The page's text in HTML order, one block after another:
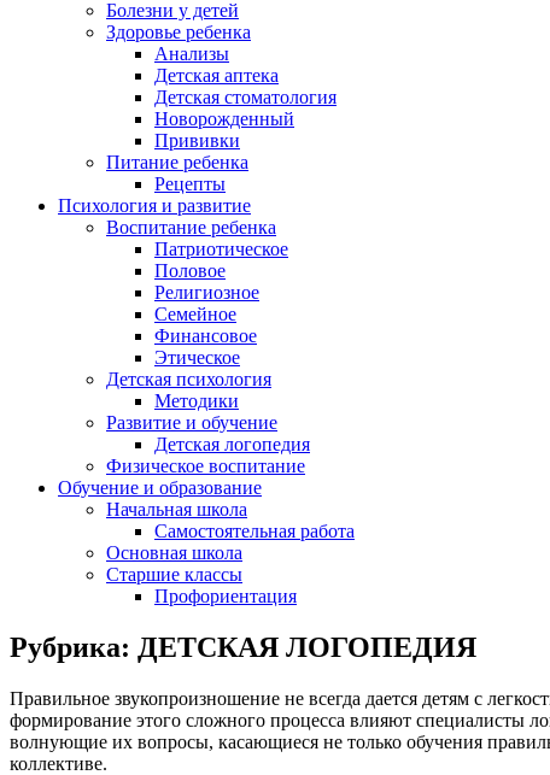
Болезни у детей
Здоровье ребенка
Анализы
Детская аптека
Детская стоматология
Новорожденный
Прививки
Питание ребенка
Рецепты
Психология и развитие
Воспитание ребенка
Патриотическое
Половое
Религиозное
Семейное
Финансовое
Этическое
Детская психология
Методики
Развитие и обучение
Детская логопедия
Физическое воспитание
Обучение и образование
Начальная школа
Самостоятельная работа
Основная школа
Старшие классы
Профориентация
Рубрика: ДЕТСКАЯ ЛОГОПЕДИЯ
Правильное звукопроизношение не всегда дается детям с
формирование этого сложного процесса влияют специалисты
волнующие их вопросы, касающиеся не только обучения
коллективе.